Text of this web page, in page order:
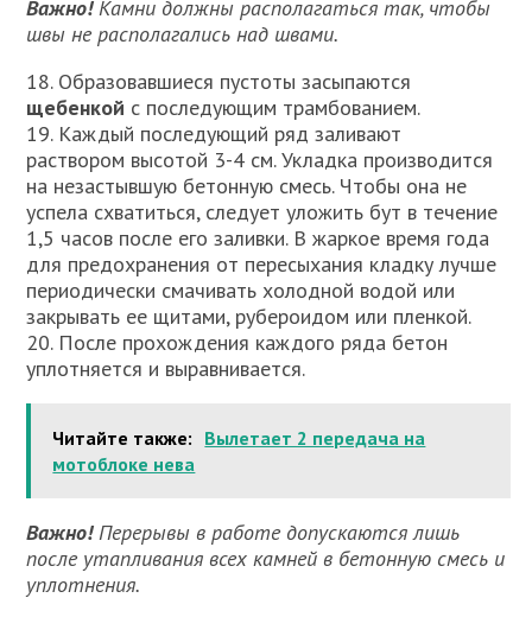
Важно!Камни должны располагаться так, чтобы
швы не располагались над швами.
18. Образовавшиеся пустоты засыпаются
щебенкой с последующим трамбованием.
19. Каждый последующий ряд заливают
раствором высотой 3-4 см. Укладка производится
на незастывшую бетонную смесь. Чтобы она не
успела схватиться, следует уложить бут в течение
1,5 часов после его заливки. В жаркое время года
для предохранения от пересыхания кладку лучше
периодически смачивать холодной водой или
закрывать ее щитами, рубероидом или пленкой.
20. После прохождения каждого ряда бетон
уплотняется и выравнивается.
Читайте также: Вылетает 2 передача на
мотоблоке нева
Важно!Перерывы в работе допускаются лишь
после утапливания всех камней в бетонную смесь и
уплотнения.